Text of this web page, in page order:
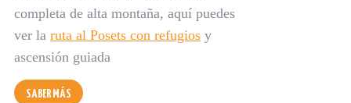
completa de alta montaña, aquí puedes
ver la ruta al Posets con refugios y
ascensión guiada
SABER MÁS